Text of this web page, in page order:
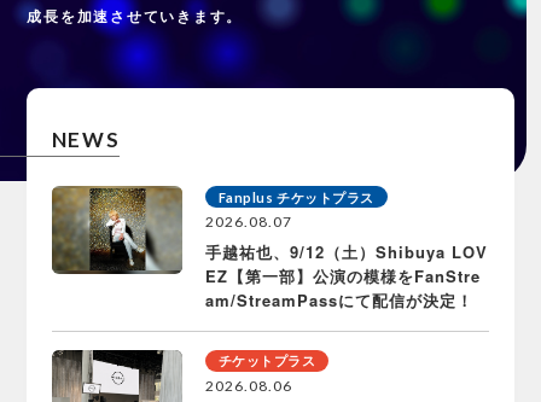
成長を加速させていきます。
NEWS
Fanplus チケットプラス
2026.08.07
手越祐也、9/12（土）Shibuya LOV
EZ【第一部】公演の模様をFanStre
am/StreamPassにて配信が決定！
チケットプラス
2026.08.06